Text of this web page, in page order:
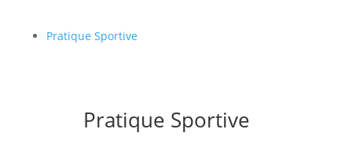
Pratique Sportive
Pratique Sportive